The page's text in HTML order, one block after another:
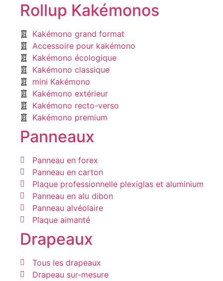
Rollup Kakémonos
Kakémono grand format
Accessoire pour kakémono
Kakémono écologique
Kakémono classique
mini Kakémono
Kakémono extérieur
Kakémono recto-verso
Kakémono premium
Panneaux
Panneau en forex
Panneau en carton
Plaque professionnelle plexiglas et aluminium
Panneau en alu dibon
Panneau alvéolaire
Plaque aimanté
Drapeaux
Tous les drapeaux
Drapeau sur-mesure